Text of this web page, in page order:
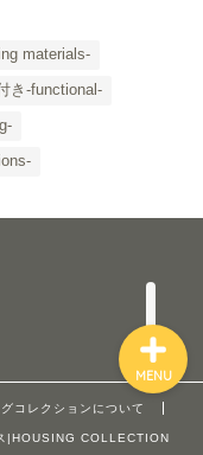
materials-
き-functional-
コレクションについて
|HOUSING COLLECTION
MENU
List-
と
チラから